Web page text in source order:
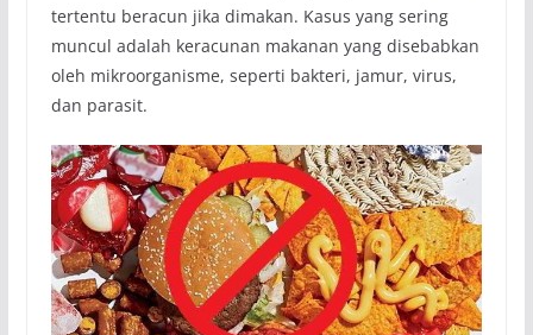
tertentu beracun jika dimakan. Kasus yang sering
muncul adalah keracunan makanan yang disebabkan
oleh mikroorganisme, seperti bakteri, jamur, virus,
dan parasit.